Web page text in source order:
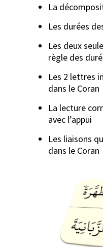
La
Les durées
Les deux
règle des
Les 2 lettres
dans le Coran
La lecture
avec l’appui
Les liaisons
dans le Coran